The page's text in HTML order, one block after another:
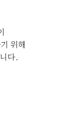
위해
다.